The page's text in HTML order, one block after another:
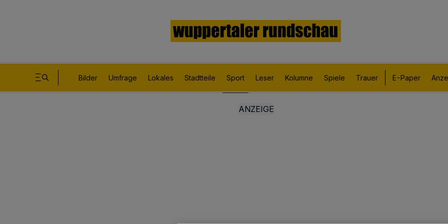
Bilder Umfrage Lokales Stadtteile Sport Leser Kolumne Spiele Trauer E-Paper